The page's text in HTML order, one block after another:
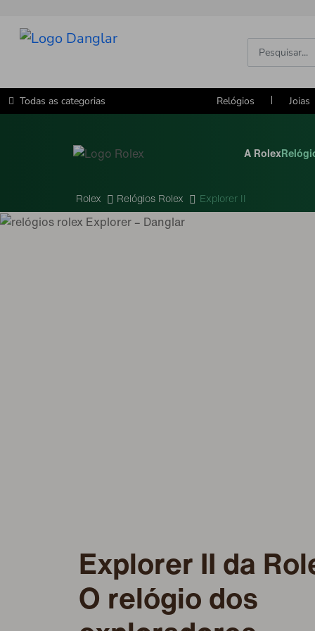
Todas as categorias Relógios Joias
A Rolex
Rolex Relógios Rolex Explorer II
Explorer II da
O relógio dos